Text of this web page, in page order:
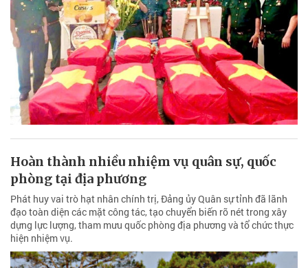
Hoàn thành nhiều nhiệm vụ quân sự, quốc
phòng tại địa phương
Phát huy vai trò hạt nhân chính trị, Đảng ủy Quân sự tỉnh đã lãnh
đạo toàn diện các mặt công tác, tạo chuyển biến rõ nét trong xây
dựng lực lượng, tham mưu quốc phòng địa phương và tổ chức thực
hiện nhiệm vụ.